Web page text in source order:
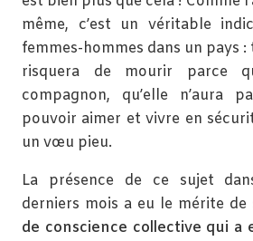
même, c’est un véritable
femmes-hommes dans un pays :
risquera de mourir parce
compagnon, qu’elle n’aura
pouvoir aimer et vivre en
un vœu pieu.
La présence de ce sujet
derniers mois a eu le mérite de
de conscience collective qui a